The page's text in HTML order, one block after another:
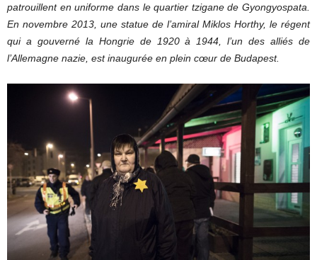
patrouillent en uniforme dans le quartier tzigane de Gyongyospata.
En novembre 2013, une statue de l’amiral Miklos Horthy, le régent
qui a gouverné la Hongrie de 1920 à 1944, l’un des alliés de
l’Allemagne nazie, est inaugurée en plein cœur de Budapest.